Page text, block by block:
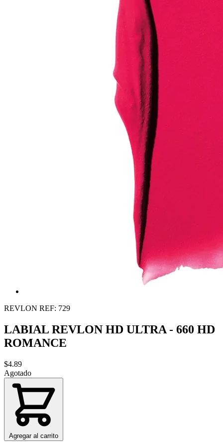
REVLON REF: 729
LABIAL REVLON HD ULTRA - 660 HD
ROMANCE
$4.89
Agotado
Agregar al carrito